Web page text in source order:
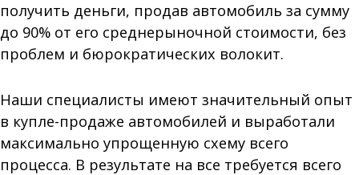
получить деньги, продав автомобиль за сумму
до 90% от его среднерыночной стоимости, без
проблем и бюрократических волокит.
Наши специалисты имеют значительный опыт
в купле-продаже автомобилей и выработали
максимально упрощенную схему всего
процесса. В результате на все требуется всего